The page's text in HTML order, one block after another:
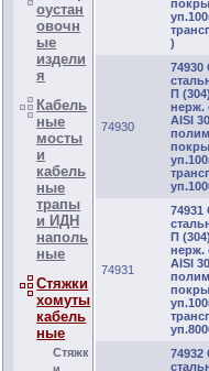
оустан
овочн
ые
издели
я
Кабель
ные
мосты
и
кабель
ные
трапы
и ИДН
наполь
ные
Стяжки
хомуты
кабель
ные
Стяжк
)
74930
74930
П
нерж.
AISI
74931
74931
П
нерж.
AISI
74932